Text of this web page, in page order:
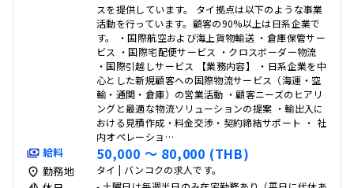
スを提供しています。 タイ拠点は以下のような事業
活動を行っています。顧客の90%以上は日系企業で
す。 ・国際航空および海上貨物輸送 ・倉庫保管サー
ビス ・国際宅配便サービス ・クロスボーダー物流
・国際引越しサービス 【業務内容】 ・日系企業を中
心とした新規顧客への国際物流サービス（海運・空
輸・通関・倉庫）の営業活動 ・顧客ニーズのヒアリ
ングと最適な物流ソリューションの提案 ・輸出入に
おける見積作成・料金交渉・契約締結サポート ・ 社
内オペレーショ…
給料 50,000 〜 80,000 (THB)
勤務地 タイ | バンコクの求人です。